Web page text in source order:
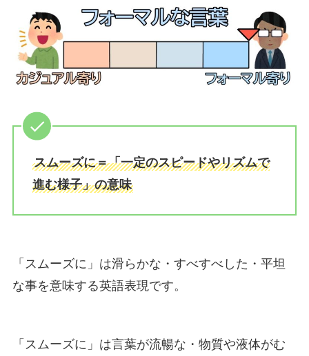
スムーズに＝「一定のスピードやリズムで
進む様子」の意味
「スムーズに」は滑らかな・すべすべした・平坦
な事を意味する英語表現です。
「スムーズに」は言葉が流暢な・物質や液体がむ